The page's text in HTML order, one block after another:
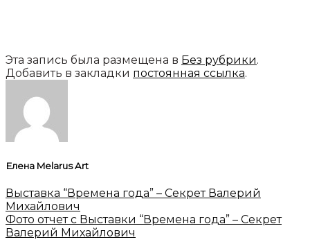
Эта запись была размещена в Без рубрики.
Добавить в закладки постоянная ссылка.
Елена Melarus Art
Выставка “Времена года” – Секрет Валерий
Михайлович
Фото отчет с Выставки “Времена года” – Секрет
Валерий Михайлович